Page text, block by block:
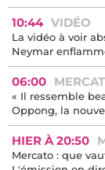
10:44 VIDÉO
La vidéo à voir
Neymar
06:00
« Il ressemble
Oppong, la
HIER À 20:50
Mercato : que